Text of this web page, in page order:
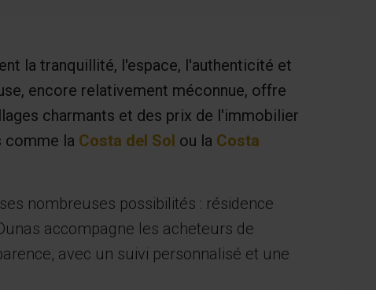
la tranquillité, l'espace, l'authenticité et
encore relativement méconnue, offre
charmants et des prix de l'immobilier
comme la Costa del Sol ou la Costa
nombreuses possibilités : résidence
accompagne les acheteurs de
avec un suivi personnalisé et une